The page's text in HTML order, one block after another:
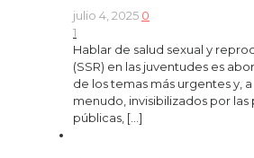
julio 4, 2025 0
1
Hablar de salud sexual y
(SSR) en las juventudes es
de los temas más urgentes y, a
menudo, invisibilizados por las
públicas, […]